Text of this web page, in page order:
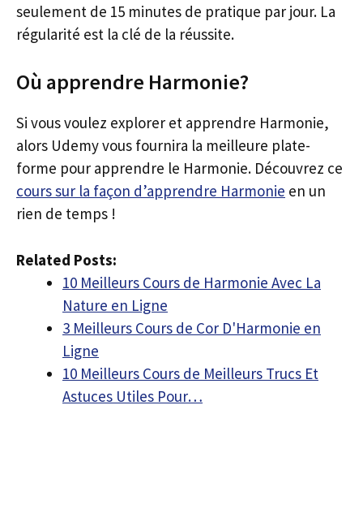
seulement de 15 minutes de pratique par jour. La
régularité est la clé de la réussite.
Où apprendre Harmonie?
Si vous voulez explorer et apprendre Harmonie,
alors Udemy vous fournira la meilleure plate-
forme pour apprendre le Harmonie. Découvrez ce
cours sur la façon d’apprendre Harmonie en un
rien de temps !
Related Posts:
10 Meilleurs Cours de Harmonie Avec La
Nature en Ligne
3 Meilleurs Cours de Cor D'Harmonie en
Ligne
10 Meilleurs Cours de Meilleurs Trucs Et
Astuces Utiles Pour…